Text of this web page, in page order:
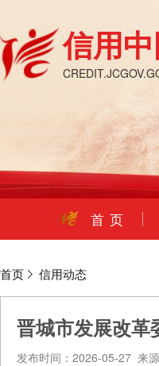
信用中
首 页
首页 信用动态
晋城市发展改革
发布时间：2026-05-27 来